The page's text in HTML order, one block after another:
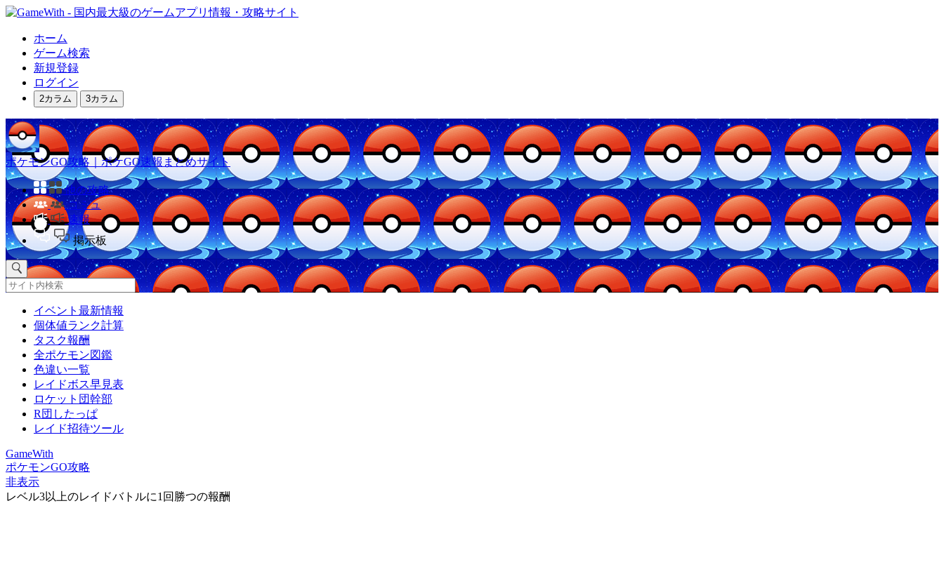
ホーム
ゲーム検索
新規登録
ログイン
2カラム 3カラム
ポケモンGO攻略｜ポケGO速報まとめサイト
他の攻略
コミュ
速報
掲示板
イベント最新情報
個体値ランク計算
タスク報酬
全ポケモン図鑑
色違い一覧
レイドボス早見表
ロケット団幹部
R団したっぱ
レイド招待ツール
GameWith
ポケモンGO攻略
非表示
レベル3以上のレイドバトルに1回勝つの報酬